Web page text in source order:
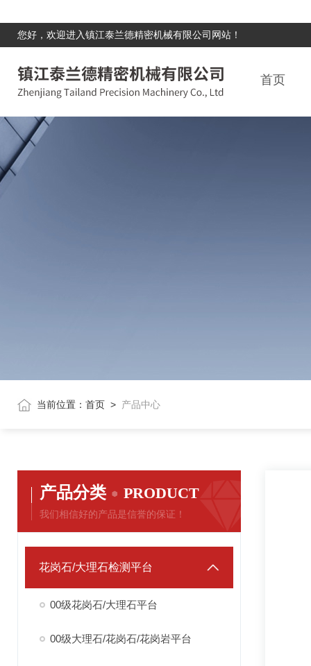
您好，欢迎进入镇江泰兰德精密机械有限公司网站！
首页
当前位置： 首页 > 产品中心
产品分类 PRODUCT
我们相信好的产品是信誉的保证！
花岗石/大理石检测平台
00级花岗石/大理石平台
00级大理石/花岗石/花岗岩平台